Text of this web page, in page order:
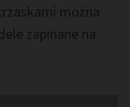
można
zapinane na